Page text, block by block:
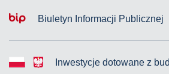
Biuletyn Informacji Publicznej
Inwestycje dotowane z